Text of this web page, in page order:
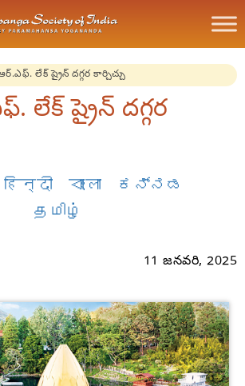
లేక్ ష్రైన్ దగ్గర కార్చిచ్చు
లేక్ ష్రైన్ దగ్గర
हिन्दी বাংলা
ಕನ್ನಡ
தமிழ்
11 జనవరి, 2025